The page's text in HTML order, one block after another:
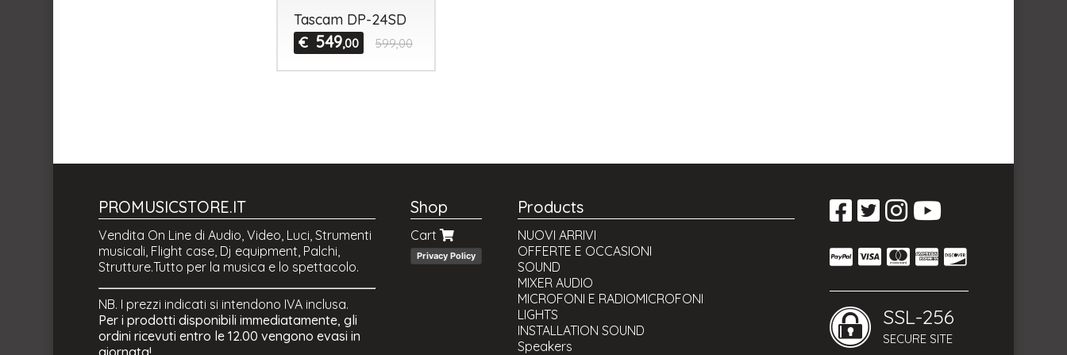
Tascam DP-24SD
€ 549,00 599,00
PROMUSICSTORE.IT
Vendita On Line di Audio, Video, Luci, Strumenti
musicali, Flight case, Dj equipment, Palchi,
Strutture.Tutto per la musica e lo spettacolo.
NB. I prezzi indicati si intendono IVA inclusa.
Per i prodotti disponibili immediatamente, gli
ordini ricevuti entro le 12.00 vengono evasi in
giornata!
Shop
Cart
Privacy Policy
Products
NUOVI ARRIVI
OFFERTE E OCCASIONI
SOUND
MIXER AUDIO
MICROFONI E RADIOMICROFONI
LIGHTS
INSTALLATION SOUND
Speakers
SSL-256
SECURE SITE